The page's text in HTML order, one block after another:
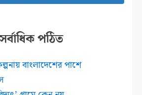
পঠিত
বাংলাদেশের পাশে